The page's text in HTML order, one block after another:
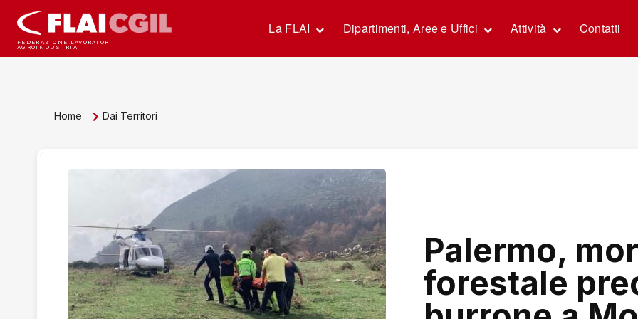
FEDERAZIONE LAVORATORI
AGROINDUSTRIA
La FLAI Dipartimenti, Aree e Uffici Attività Contatti
Home Dai Territori
Palermo,
forestale